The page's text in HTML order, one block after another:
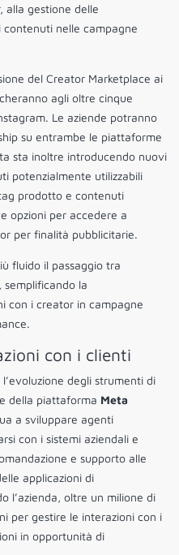
alla gestione delle
contenuti nelle campagne
del Creator Marketplace ai
agli oltre cinque
Le aziende potranno
su entrambe le piattaforme
sta inoltre introducendo nuovi
potenzialmente utilizzabili
prodotto e contenuti
opzioni per accedere a
per finalità pubblicitarie.
fluido il passaggio tra
la
con i creator in campagne
con i clienti
degli strumenti di
della piattaforma Meta
a sviluppare agenti
con i sistemi aziendali e
e supporto alle
applicazioni di
l’azienda, oltre un milione di
per gestire le interazioni con i
in opportunità di